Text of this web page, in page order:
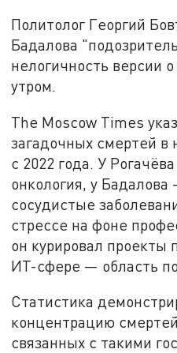
Политолог Георгий
Бадалова
нелогичность версии
утром.
The Moscow Times
загадочных смертей в
с 2022 года. У
онкология, у
сосудистые
стрессе на фоне
он курировал проекты
ИТ-сфере — область
Статистика
концентрацию
связанных с такими